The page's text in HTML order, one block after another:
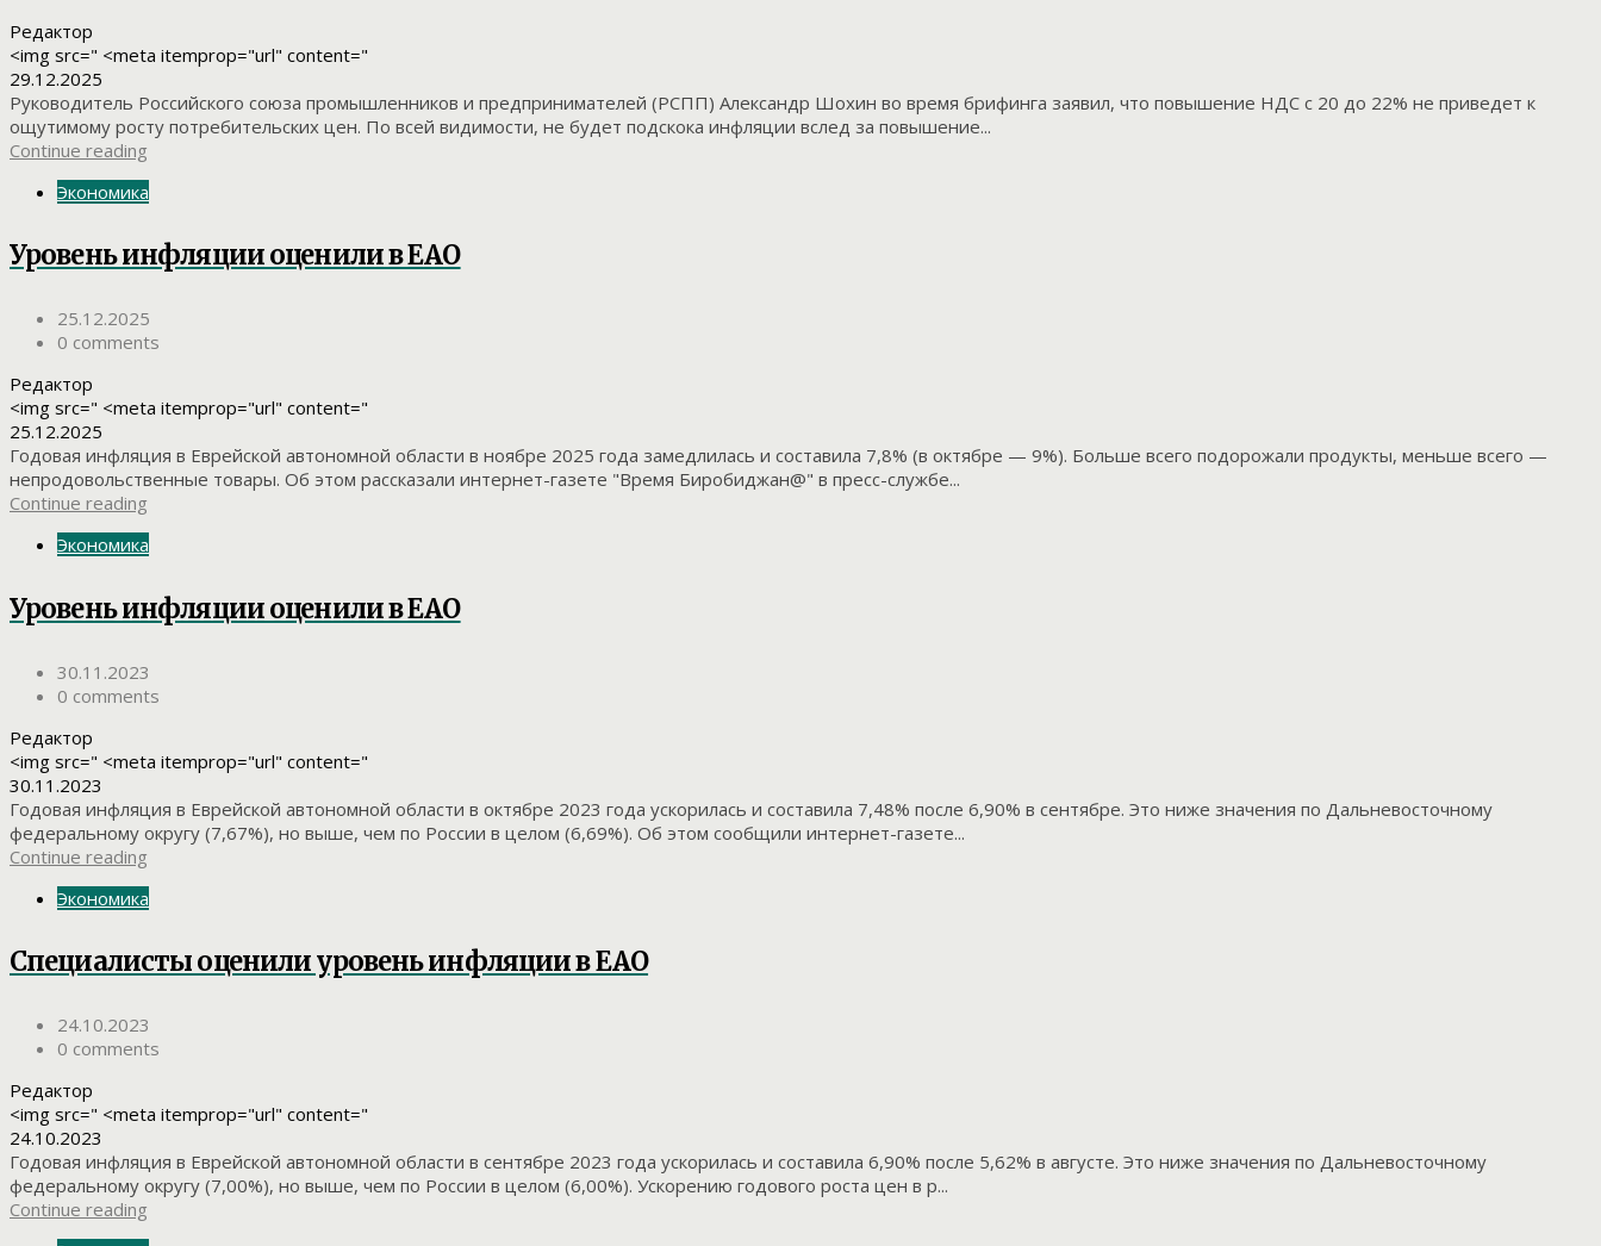
Редактор
<img src=" <meta itemprop="url" content="
29.12.2025
Руководитель Российского союза промышленников и предпринимателей (РСПП) Александр Шохин во время брифинга заявил, что повышение НДС с 20 до 22% не приведет к
ощутимому росту потребительских цен. По всей видимости, не будет подскока инфляции вслед за повышение...
Continue reading
Экономика
Уровень инфляции оценили в ЕАО
25.12.2025
0 comments
Редактор
<img src=" <meta itemprop="url" content="
25.12.2025
Годовая инфляция в Еврейской автономной области в ноябре 2025 года замедлилась и составила 7,8% (в октябре — 9%). Больше всего подорожали продукты, меньше всего —
непродовольственные товары. Об этом рассказали интернет-газете "Время Биробиджан@" в пресс-службе...
Continue reading
Экономика
Уровень инфляции оценили в ЕАО
30.11.2023
0 comments
Редактор
<img src=" <meta itemprop="url" content="
30.11.2023
Годовая инфляция в Еврейской автономной области в октябре 2023 года ускорилась и составила 7,48% после 6,90% в сентябре. Это ниже значения по Дальневосточному
федеральному округу (7,67%), но выше, чем по России в целом (6,69%). Об этом сообщили интернет-газете...
Continue reading
Экономика
Специалисты оценили уровень инфляции в ЕАО
24.10.2023
0 comments
Редактор
<img src=" <meta itemprop="url" content="
24.10.2023
Годовая инфляция в Еврейской автономной области в сентябре 2023 года ускорилась и составила 6,90% после 5,62% в августе. Это ниже значения по Дальневосточному
федеральному округу (7,00%), но выше, чем по России в целом (6,00%). Ускорению годового роста цен в р...
Continue reading